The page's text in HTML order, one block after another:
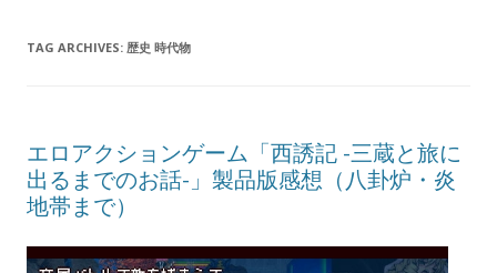
TAG ARCHIVES: 歴史 時代物
エロアクションゲーム「西誘記 -三蔵と旅に
出るまでのお話-」製品版感想（八卦炉・炎
地帯まで）